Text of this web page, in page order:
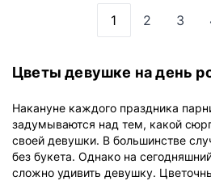
Вы сейчас
1 Страница
2 3
Цветы девушке на день
Накануне каждого праздника
задумываются над тем, какой
своей девушки. В большинстве
без букета. Однако на
сложно удивить девушку.